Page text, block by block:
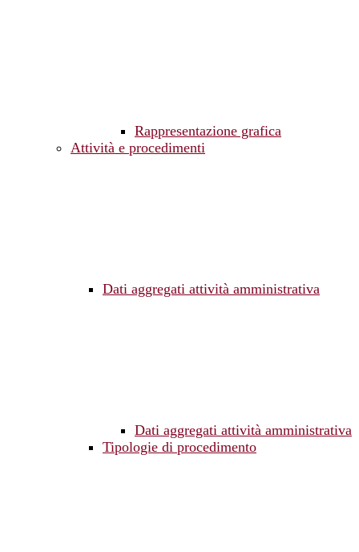
Rappresentazione grafica
Attività e procedimenti
Dati aggregati attività amministrativa
Dati aggregati attività amministrativa
Tipologie di procedimento